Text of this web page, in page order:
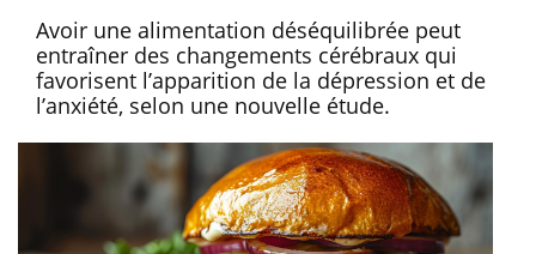
Avoir une alimentation déséquilibrée peut
entraîner des changements cérébraux qui
favorisent l’apparition de la dépression et de
l’anxiété, selon une nouvelle étude.